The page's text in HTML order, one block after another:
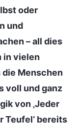
oder
und
– all dies
in vielen
die Menschen
voll und ganz
von ‚Jeder
Teufel‘ bereits